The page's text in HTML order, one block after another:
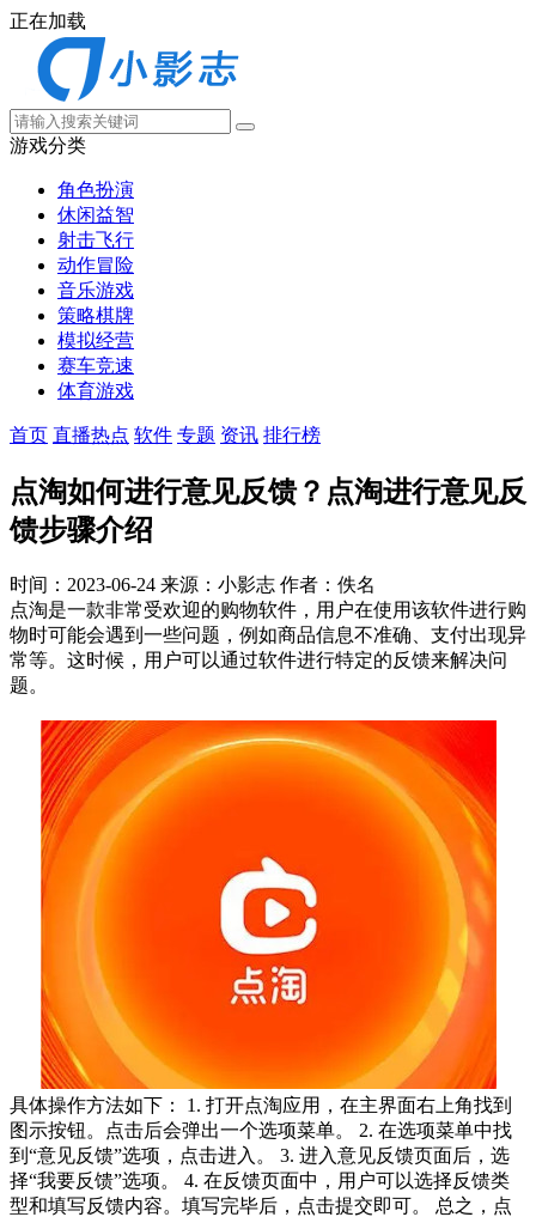
正在加载
游戏分类
角色扮演
休闲益智
射击飞行
动作冒险
音乐游戏
策略棋牌
模拟经营
赛车竞速
体育游戏
首页 直播热点 软件 专题 资讯 排行榜
点淘如何进行意见反馈？点淘进行意见反
馈步骤介绍
时间：2023-06-24 来源：小影志 作者：佚名
点淘是一款非常受欢迎的购物软件，用户在使用该软件进行购
物时可能会遇到一些问题，例如商品信息不准确、支付出现异
常等。这时候，用户可以通过软件进行特定的反馈来解决问
题。
具体操作方法如下： 1. 打开点淘应用，在主界面右上角找到
图示按钮。点击后会弹出一个选项菜单。 2. 在选项菜单中找
到“意见反馈”选项，点击进入。 3. 进入意见反馈页面后，选
择“我要反馈”选项。 4. 在反馈页面中，用户可以选择反馈类
型和填写反馈内容。填写完毕后，点击提交即可。 总之，点